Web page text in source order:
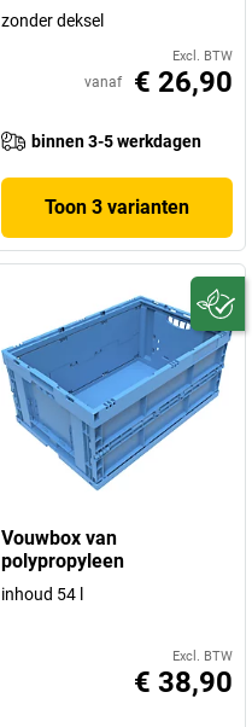
zonder deksel
Excl. BTW
vanaf € 26,90
binnen 3-5 werkdagen
Toon 3 varianten
Vouwbox van
polypropyleen
inhoud 54 l
Excl. BTW
€ 38,90